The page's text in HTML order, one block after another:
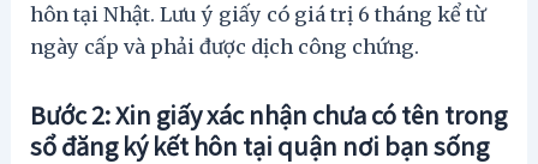
hôn tại Nhật. Lưu ý giấy có giá trị 6 tháng kể từ
ngày cấp và phải được dịch công chứng.
Bước 2: Xin giấy xác nhận chưa có tên trong
sổ đăng ký kết hôn tại quận nơi bạn sống